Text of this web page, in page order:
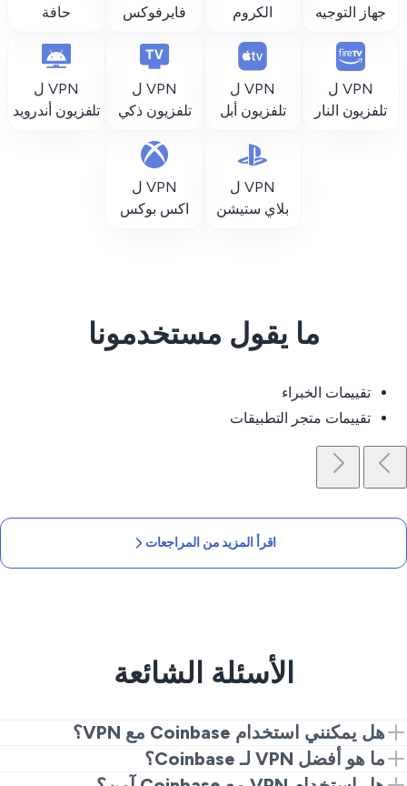
جهاز التوجيه
الكروم
فايرفوكس
حافة
VPN ل
تلفزيون النار
VPN ل
تلفزيون أبل
VPN ل
تلفزيون ذكي
VPN ل
تلفزيون أندرويد
VPN ل
بلاي ستيشن
VPN ل
اكس بوكس
ما يقول مستخدمونا
تقييمات الخبراء
تقييمات متجر التطبيقات
اقرأ المزيد من المراجعات
الأسئلة الشائعة
هل يمكنني استخدام Coinbase مع VPN؟
ما عليك سوى تثبيت VeePN، الاتصال بخادم آمن وتسجيل
ما هو أفضل VPN لـ Coinbase؟
يجب أن يوفر أفضل VPN لـ Coinbase السرعة والخصوصية